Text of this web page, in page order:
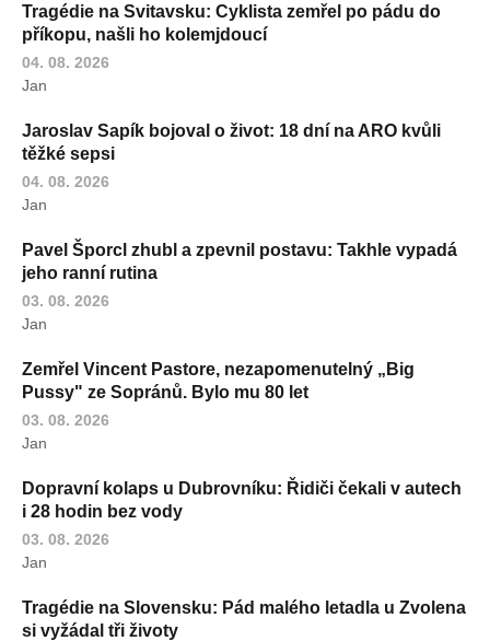
Tragédie na Svitavsku: Cyklista zemřel po pádu do
příkopu, našli ho kolemjdoucí
04. 08. 2026
Jan
Jaroslav Sapík bojoval o život: 18 dní na ARO kvůli
těžké sepsi
04. 08. 2026
Jan
Pavel Šporcl zhubl a zpevnil postavu: Takhle vypadá
jeho ranní rutina
03. 08. 2026
Jan
Zemřel Vincent Pastore, nezapomenutelný „Big
Pussy" ze Sopránů. Bylo mu 80 let
03. 08. 2026
Jan
Dopravní kolaps u Dubrovníku: Řidiči čekali v autech
i 28 hodin bez vody
03. 08. 2026
Jan
Tragédie na Slovensku: Pád malého letadla u Zvolena
si vyžádal tři životy